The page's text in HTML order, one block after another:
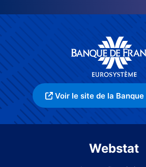
Voir le site de la
Webstat